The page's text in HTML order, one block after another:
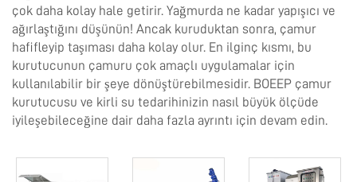
çok daha kolay hale getirir. Yağmurda ne kadar yapışıcı ve
ağırlaştığını düşünün! Ancak kuruduktan sonra, çamur
hafifleyip taşıması daha kolay olur. En ilginç kısmı, bu
kurutucunun çamuru çok amaçlı uygulamalar için
kullanılabilir bir şeye dönüştürebilmesidir. BOEEP çamur
kurutucusu ve kirli su tedarihinizin nasıl büyük ölçüde
iyileşebileceğine dair daha fazla ayrıntı için devam edin.